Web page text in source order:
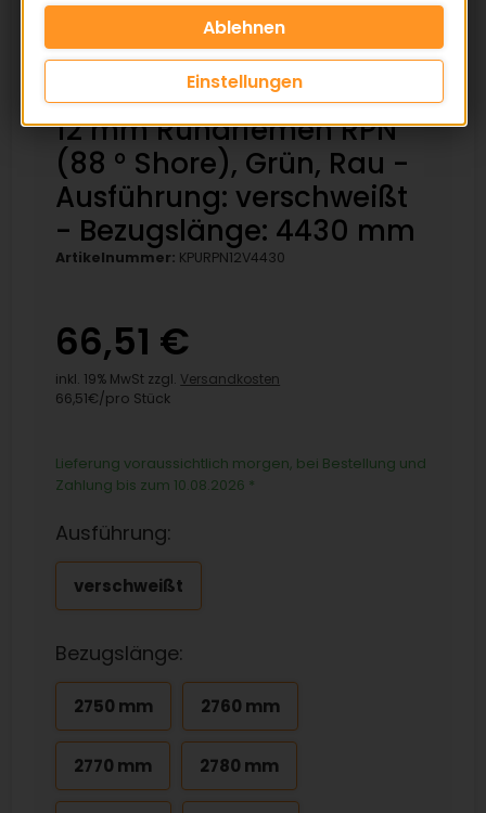
12 mm Rundriemen RPN
(88 ° Shore), Grün, Rau -
Ausführung: verschweißt
- Bezugslänge: 4430 mm
Artikelnummer: KPURPN12V4430
66,51 €
inkl. 19% MwSt zzgl. Versandkosten
66,51€/pro Stück
Lieferung voraussichtlich morgen, bei Bestellung und
Zahlung bis zum 10.08.2026 *
Ausführung:
verschweißt
Bezugslänge:
2750 mm 2760 mm
2770 mm 2780 mm
Einstellungen